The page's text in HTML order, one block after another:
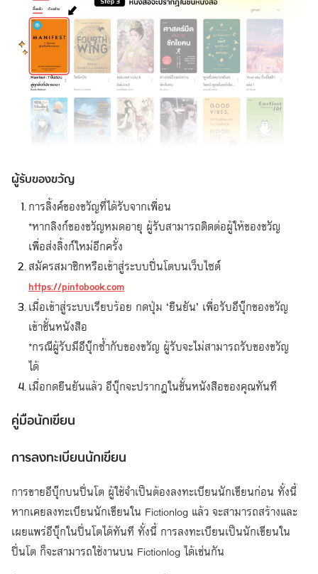
ผู้รับของขวัญ
การลิ้งค์ของขวัญที่ได้รับจากเพื่อน
*หากลิงก์ของขวัญหมดอายุ ผู้รับสามารถติดต่อผู้ให้ของขวัญ
เพื่อส่งลิ้งก์ใหม่อีกครั้ง
สมัครสมาชิกหรือเข้าสู่ระบบปิ่นโตบนเว็บไซต์
https://pintobook.com
เมื่อเข้าสู่ระบบเรียบร้อย กดปุ่ม ‘ยืนยัน’ เพื่อรับอีบุ๊กของขวัญ
เข้าชั้นหนังสือ
*กรณีผู้รับมีอีบุ๊กซ้ำกับของขวัญ ผู้รับจะไม่สามารถรับของขวัญ
ได้
เมื่อกดยืนยันแล้ว อีบุ๊กจะปรากฎในชั้นหนังสือของคุณทันที
คู่มือนักเขียน
การลงทะเบียนนักเขียน
การขายอีบุ๊กบนปิ่นโต ผู้ใช้จำเป็นต้องลงทะเบียนนักเขียนก่อน ทั้งนี้
หากเคยลงทะเบียนนักเขียนใน Fictionlog แล้ว จะสามารถสร้างและ
เผยแพร่อีบุ๊กในปิ่นโตได้ทันที ทั้งนี้ การลงทะเบียนเป็นนักเขียนใน
ปิ่นโต ก็จะสามารถใช้งานบน Fictionlog ได้เช่นกัน